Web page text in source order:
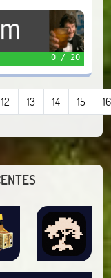
0 / 20
12 13 14 15 16